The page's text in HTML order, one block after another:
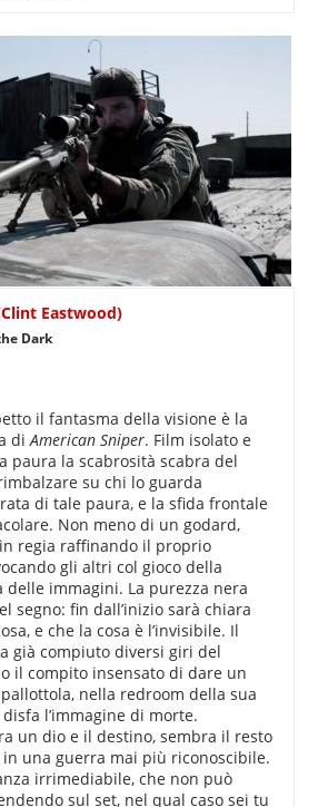
Eastwood)
Dark
il fantasma della visione è la
diAmerican Sniper. Film isolato e
paura la scabrosità scabra del
su chi lo guarda
di tale paura, e la sfida frontale
Non meno di un godard,
regia raffinando il proprio
gli altri col gioco della
delle immagini. La purezza nera
segno: fin dall’inizio sarà chiara
e che la cosa è l’invisibile. Il
già compiuto diversi giri del
il compito insensato di dare un
nella redroom della sua
l’immagine di morte.
un dio e il destino, sembra il resto
in una guerra mai più riconoscibile.
irrimediabile, che non può
sul set, nel qual caso sei tu